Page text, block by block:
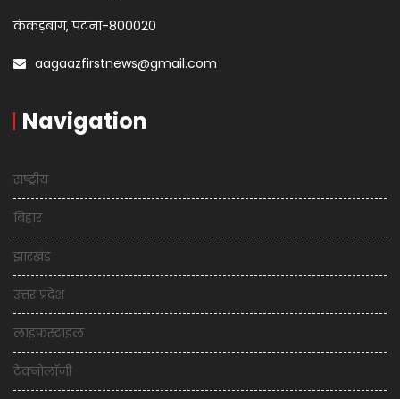
कंकड़बाग, पटना-800020
aagaazfirstnews@gmail.com
Navigation
राष्ट्रीय
बिहार
झारखंड
उत्तर प्रदेश
लाइफस्टाइल
टेक्नोलॉजी